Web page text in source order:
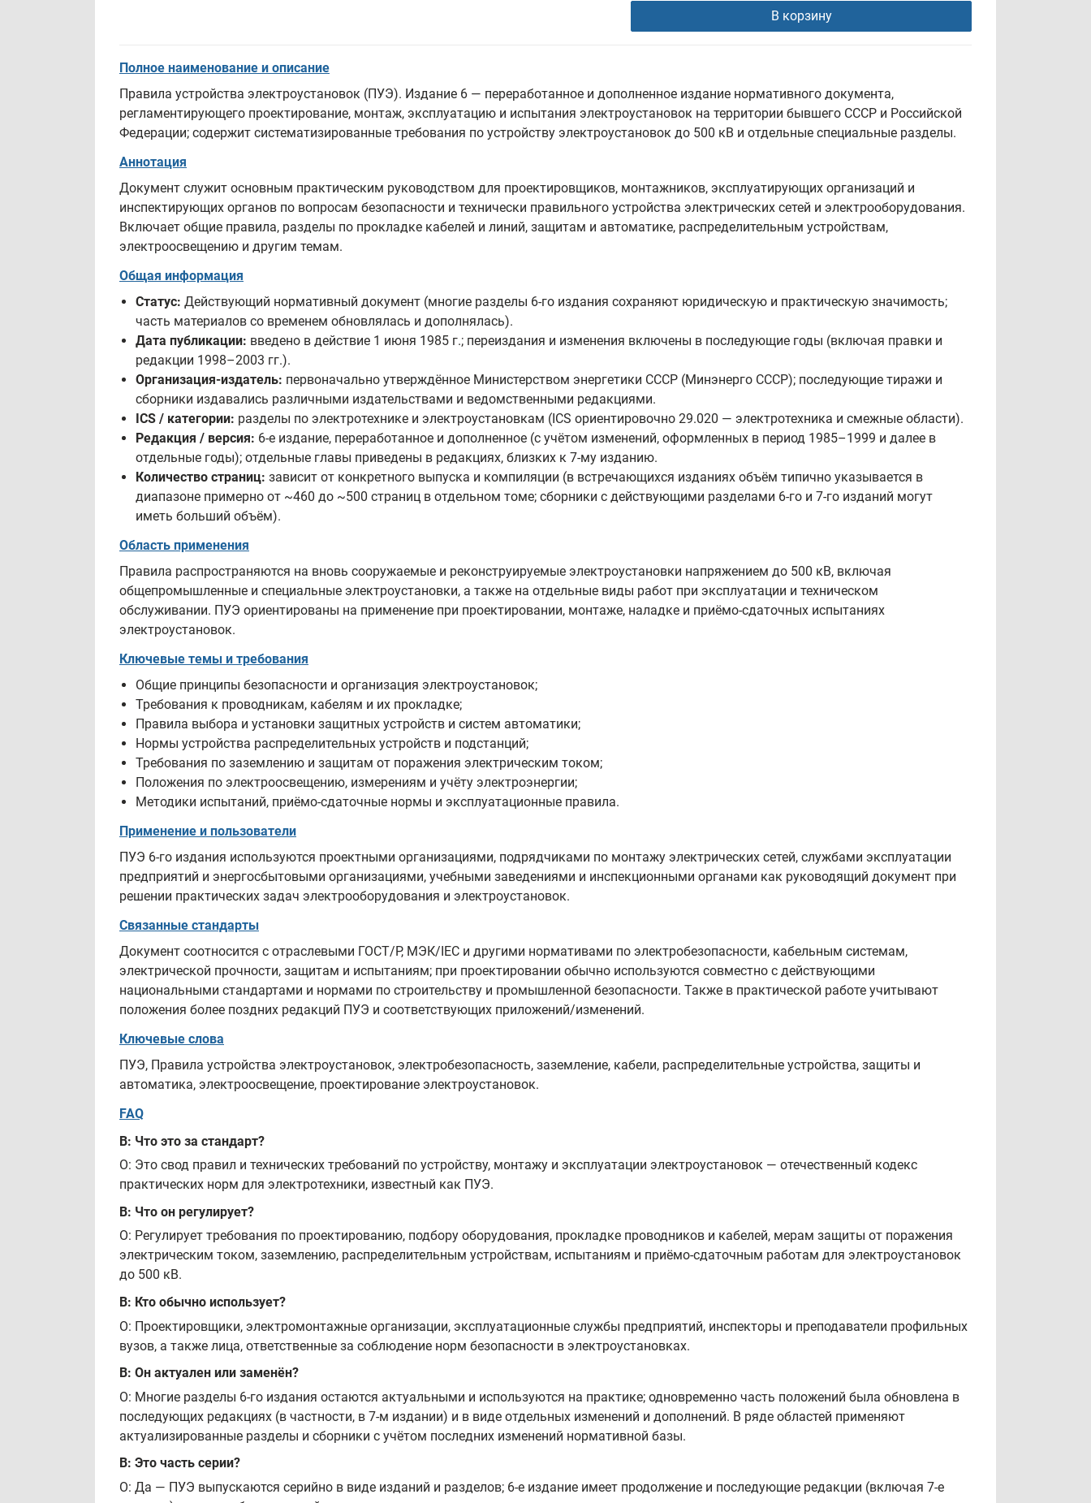
В корзину
Полное наименование и описание
Правила устройства электроустановок (ПУЭ). Издание 6 — переработанное и дополненное издание нормативного документа,
регламентирующего проектирование, монтаж, эксплуатацию и испытания электроустановок на территории бывшего СССР и Российской
Федерации; содержит систематизированные требования по устройству электроустановок до 500 кВ и отдельные специальные разделы.
Аннотация
Документ служит основным практическим руководством для проектировщиков, монтажников, эксплуатирующих организаций и
инспектирующих органов по вопросам безопасности и технически правильного устройства электрических сетей и электрооборудования.
Включает общие правила, разделы по прокладке кабелей и линий, защитам и автоматике, распределительным устройствам,
электроосвещению и другим темам.
Общая информация
Статус: Действующий нормативный документ (многие разделы 6-го издания сохраняют юридическую и практическую значимость;
часть материалов со временем обновлялась и дополнялась).
Дата публикации: введено в действие 1 июня 1985 г.; переиздания и изменения включены в последующие годы (включая правки и
редакции 1998–2003 гг.).
Организация-издатель: первоначально утверждённое Министерством энергетики СССР (Минэнерго СССР); последующие тиражи и
сборники издавались различными издательствами и ведомственными редакциями.
ICS / категории: разделы по электротехнике и электроустановкам (ICS ориентировочно 29.020 — электротехника и смежные области).
Редакция / версия: 6-е издание, переработанное и дополненное (с учётом изменений, оформленных в период 1985–1999 и далее в
отдельные годы); отдельные главы приведены в редакциях, близких к 7-му изданию.
Количество страниц: зависит от конкретного выпуска и компиляции (в встречающихся изданиях объём типично указывается в
диапазоне примерно от ~460 до ~500 страниц в отдельном томе; сборники с действующими разделами 6-го и 7-го изданий могут
иметь больший объём).
Область применения
Правила распространяются на вновь сооружаемые и реконструируемые электроустановки напряжением до 500 кВ, включая
общепромышленные и специальные электроустановки, а также на отдельные виды работ при эксплуатации и техническом
обслуживании. ПУЭ ориентированы на применение при проектировании, монтаже, наладке и приёмо‑сдаточных испытаниях
электроустановок.
Ключевые темы и требования
Общие принципы безопасности и организация электроустановок;
Требования к проводникам, кабелям и их прокладке;
Правила выбора и установки защитных устройств и систем автоматики;
Нормы устройства распределительных устройств и подстанций;
Требования по заземлению и защитам от поражения электрическим током;
Положения по электроосвещению, измерениям и учёту электроэнергии;
Методики испытаний, приёмо‑сдаточные нормы и эксплуатационные правила.
Применение и пользователи
ПУЭ 6-го издания используются проектными организациями, подрядчиками по монтажу электрических сетей, службами эксплуатации
предприятий и энергосбытовыми организациями, учебными заведениями и инспекционными органами как руководящий документ при
решении практических задач электрооборудования и электроустановок.
Связанные стандарты
Документ соотносится с отраслевыми ГОСТ/Р, МЭК/IEC и другими нормативами по электробезопасности, кабельным системам,
электрической прочности, защитам и испытаниям; при проектировании обычно используются совместно с действующими
национальными стандартами и нормами по строительству и промышленной безопасности. Также в практической работе учитывают
положения более поздних редакций ПУЭ и соответствующих приложений/изменений.
Ключевые слова
ПУЭ, Правила устройства электроустановок, электробезопасность, заземление, кабели, распределительные устройства, защиты и
автоматика, электроосвещение, проектирование электроустановок.
FAQ
В: Что это за стандарт?
О: Это свод правил и технических требований по устройству, монтажу и эксплуатации электроустановок — отечественный кодекс
практических норм для электротехники, известный как ПУЭ.
В: Что он регулирует?
О: Регулирует требования по проектированию, подбору оборудования, прокладке проводников и кабелей, мерам защиты от поражения
электрическим током, заземлению, распределительным устройствам, испытаниям и приёмо‑сдаточным работам для электроустановок
до 500 кВ.
В: Кто обычно использует?
О: Проектировщики, электромонтажные организации, эксплуатационные службы предприятий, инспекторы и преподаватели профильных
вузов, а также лица, ответственные за соблюдение норм безопасности в электроустановках.
В: Он актуален или заменён?
О: Многие разделы 6-го издания остаются актуальными и используются на практике; одновременно часть положений была обновлена в
последующих редакциях (в частности, в 7‑м издании) и в виде отдельных изменений и дополнений. В ряде областей применяют
актуализированные разделы и сборники с учётом последних изменений нормативной базы.
В: Это часть серии?
О: Да — ПУЭ выпускаются серийно в виде изданий и разделов; 6‑е издание имеет продолжение и последующие редакции (включая 7‑е